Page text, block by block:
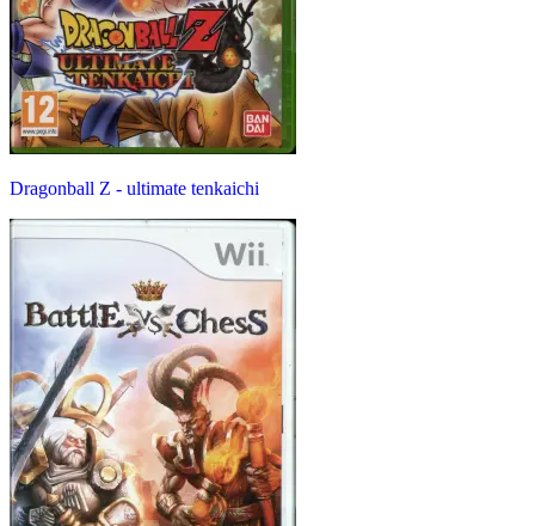
Dragonball Z - ultimate tenkaichi